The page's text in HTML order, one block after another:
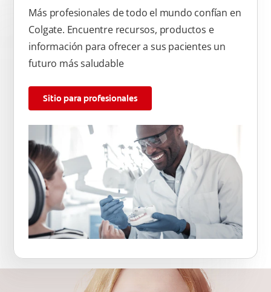
Más profesionales de todo el mundo confían en
Colgate. Encuentre recursos, productos e
información para ofrecer a sus pacientes un
futuro más saludable
Sitio para profesionales